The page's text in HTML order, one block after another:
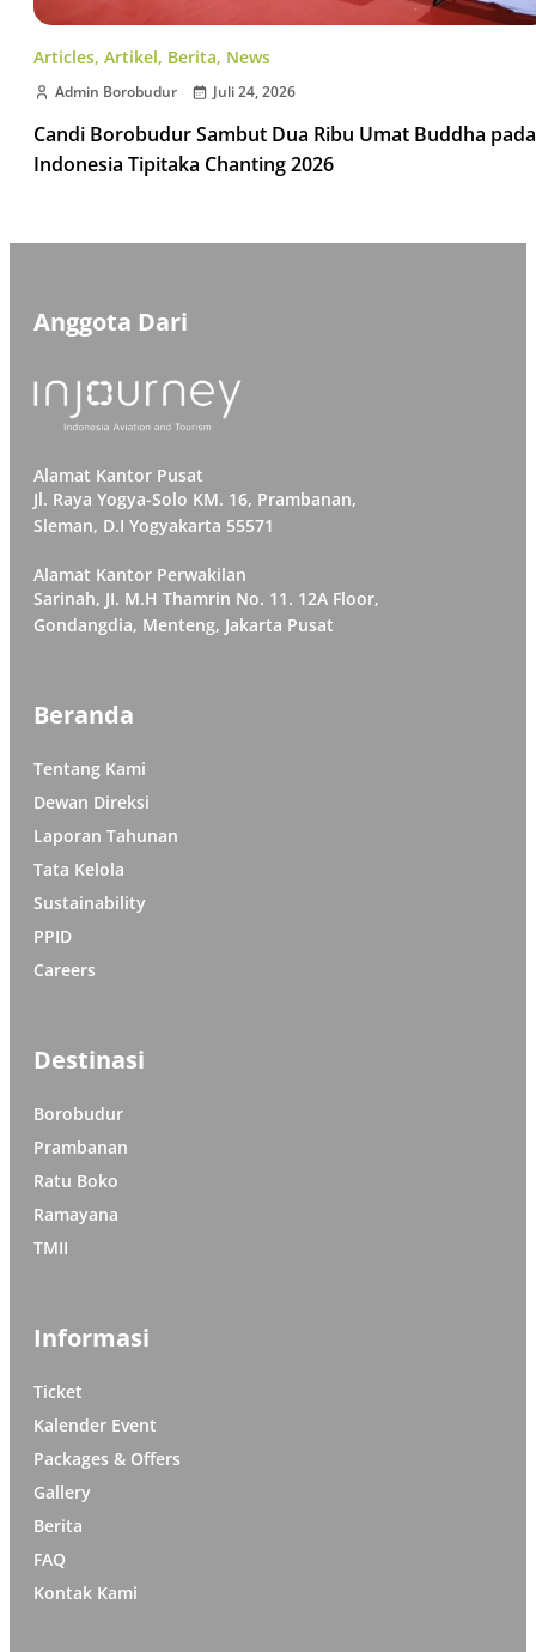
Articles, Artikel, Berita, News
Admin Borobudur Juli 24, 2026
Candi Borobudur Sambut Dua Ribu Umat Buddha pada
Indonesia Tipitaka Chanting 2026
Anggota Dari
Alamat Kantor Pusat
Jl. Raya Yogya-Solo KM. 16, Prambanan,
Sleman, D.I Yogyakarta 55571
Alamat Kantor Perwakilan
Sarinah, JI. M.H Thamrin No. 11. 12A Floor,
Gondangdia, Menteng, Jakarta Pusat
Beranda
Tentang Kami
Dewan Direksi
Laporan Tahunan
Tata Kelola
Sustainability
PPID
Careers
Destinasi
Borobudur
Prambanan
Ratu Boko
Ramayana
TMII
Informasi
Ticket
Kalender Event
Packages & Offers
Gallery
Berita
FAQ
Kontak Kami